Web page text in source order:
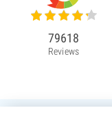
79618
Reviews